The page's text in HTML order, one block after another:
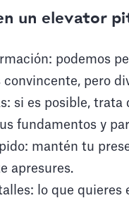
un elevator
podemos
pero
si es posible,
fundamentos y
mantén tu
apresures.
lo que